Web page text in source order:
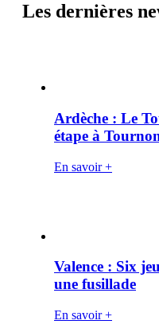
Les dernières
Ardèche : Le
étape à
En savoir +
Valence : Six
une fusillade
En savoir +